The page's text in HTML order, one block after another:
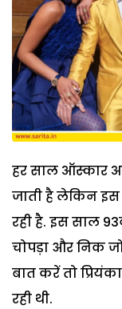
हर साल ऑस्कार
जाती है लेकिन इस
रही है. इस साल
चोपड़ा और निक
बात करें तो
रही थी.